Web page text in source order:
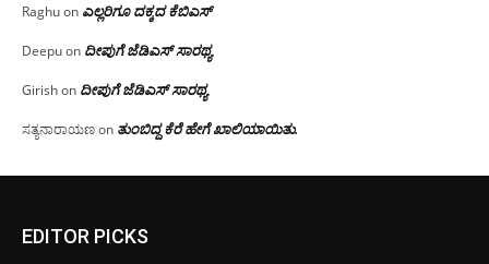
Raghuon ಎಲ್ಲರಿಗೂ ದಕ್ಕದ ಕೆಬಿಎಸ್
Deepuon ದೀಪುಗೆ ಜೆಡಿಎಸ್ ಸಾರಥ್ಯ
Girishon ದೀಪುಗೆ ಜೆಡಿಎಸ್ ಸಾರಥ್ಯ
ಸತ್ಯನಾರಾಯಣon ತುಂಬಿದ್ದ ಕೆರೆ ಹೇಗೆ ಖಾಲಿಯಾಯಿತು.
EDITOR PICKS